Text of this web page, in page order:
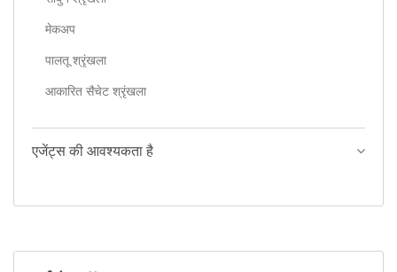
मेकअप
पालतू श्रृंखला
आकारित सैचेट श्रृंखला
एजेंट्स की आवश्यकता है